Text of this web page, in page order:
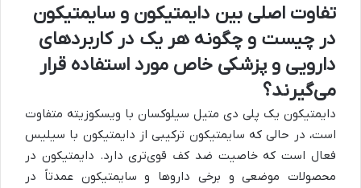
تفاوت اصلی بین دایمتیکون و سایمتیکون
در چیست و چگونه هر یک در کاربردهای
دارویی و پزشکی خاص مورد استفاده قرار
می‌گیرند؟
دایمتیکون یک پلی دی متیل سیلوکسان با ویسکوزیته متفاوت
است، در حالی که سایمتیکون ترکیبی از دایمتیکون با سیلیس
فعال است که خاصیت ضد کف قوی‌تری دارد. دایمتیکون در
محصولات موضعی و برخی داروها و سایمتیکون عمدتاً در